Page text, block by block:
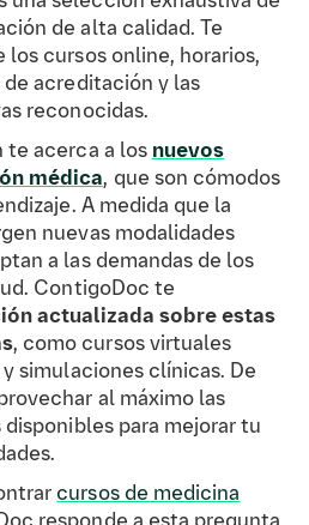
de alta calidad. Te
cursos online, horarios,
acreditación y las
reconocidas.
te acerca a los nuevos
médica, que son cómodos
A medida que la
nuevas modalidades
a las demandas de los
ContigoDoc te
actualizada sobre estas
, como cursos virtuales
simulaciones clínicas. De
al máximo las
para mejorar tu
cursos de medicina